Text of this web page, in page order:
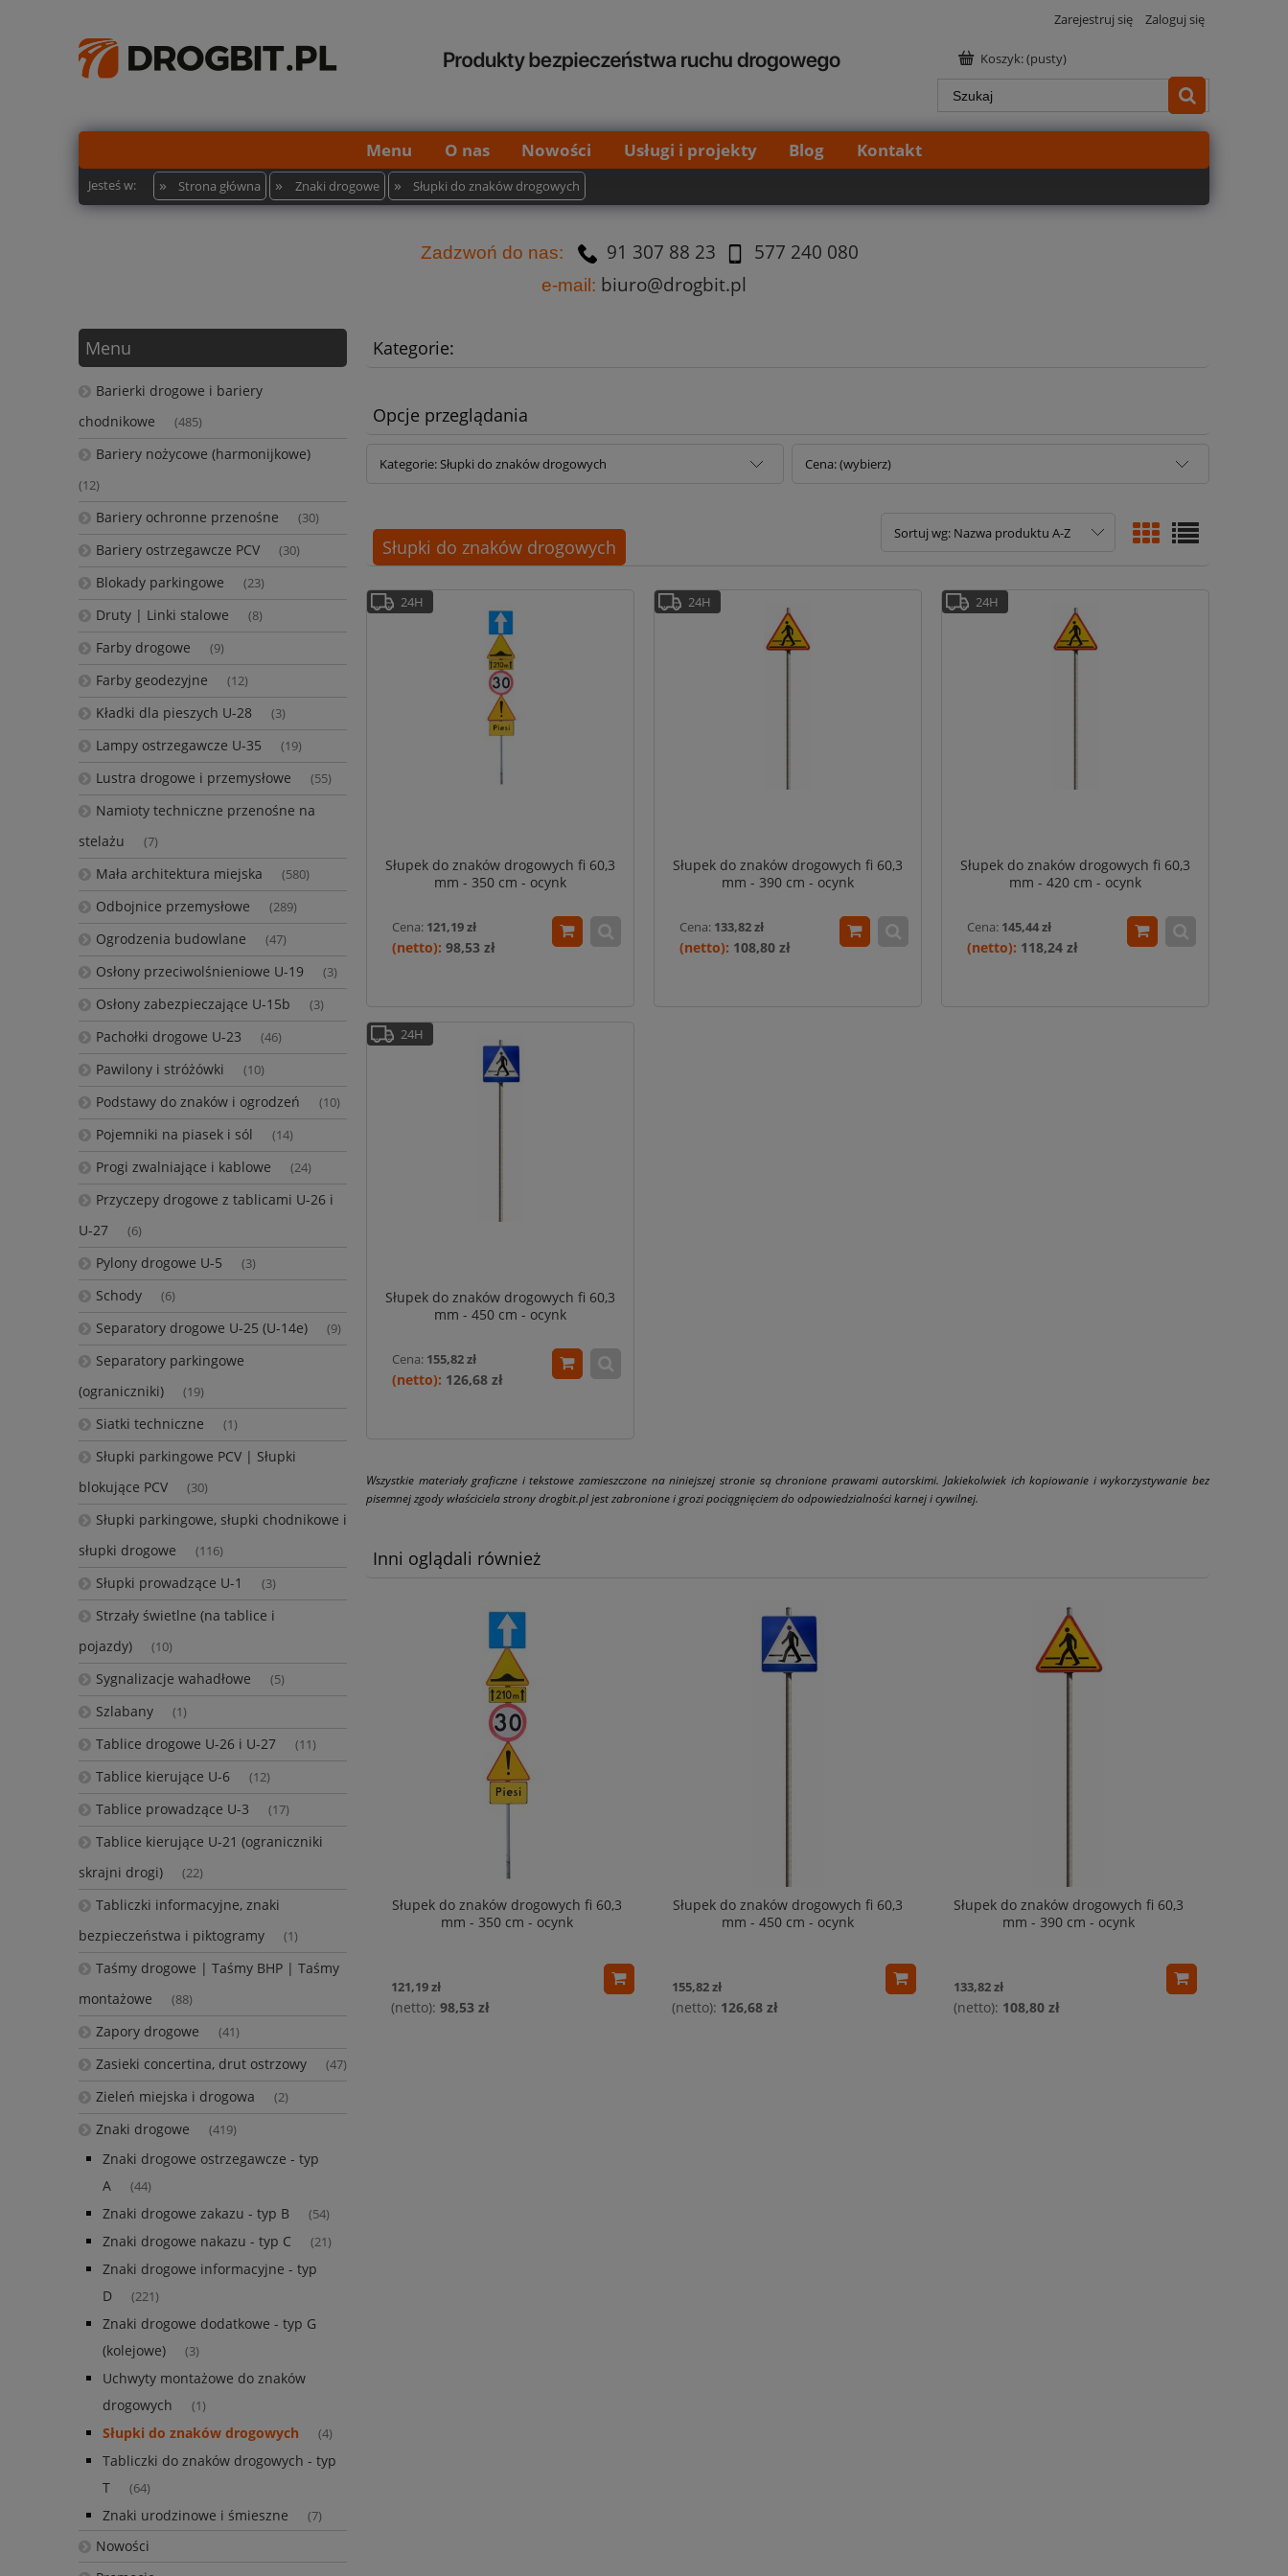
Zarejestruj się Zaloguj się
Koszyk:(pusty)
Menu O nas Nowości Usługi i projekty Blog Kontakt
Jesteś w: » Strona główna » Znaki drogowe » Słupki do znaków drogowych
Zadzwoń do nas: 91 307 88 23 577 240 080
e-mail: biuro@drogbit.pl
Menu
Barierki drogowe i bariery
chodnikowe
(485)
Bariery nożycowe (harmonijkowe)
(12)
Bariery ochronne przenośne (30)
Bariery ostrzegawcze PCV (30)
Blokady parkingowe (23)
Druty | Linki stalowe (8)
Farby drogowe (9)
Farby geodezyjne (12)
Kładki dla pieszych U-28 (3)
Lampy ostrzegawcze U-35 (19)
Lustra drogowe i przemysłowe (55)
Namioty techniczne przenośne na
stelażu
(7)
Mała architektura miejska (580)
Odbojnice przemysłowe (289)
Ogrodzenia budowlane (47)
Osłony przeciwolśnieniowe U-19 (3)
Osłony zabezpieczające U-15b (3)
Pachołki drogowe U-23 (46)
Pawilony i stróżówki (10)
Podstawy do znaków i ogrodzeń (10)
Pojemniki na piasek i sól (14)
Progi zwalniające i kablowe (24)
Przyczepy drogowe z tablicami U-26 i
U-27
(6)
Pylony drogowe U-5 (3)
Schody (6)
Separatory drogowe U-25 (U-14e) (9)
Separatory parkingowe
(ograniczniki)
(19)
Siatki techniczne (1)
Słupki parkingowe PCV | Słupki
blokujące PCV
(30)
Słupki parkingowe, słupki chodnikowe i
słupki drogowe
(116)
Słupki prowadzące U-1 (3)
Strzały świetlne (na tablice i
pojazdy)
(10)
Sygnalizacje wahadłowe (5)
Szlabany (1)
Tablice drogowe U-26 i U-27 (11)
Tablice kierujące U-6 (12)
Tablice prowadzące U-3 (17)
Tablice kierujące U-21 (ograniczniki
skrajni drogi)
(22)
Tabliczki informacyjne, znaki
bezpieczeństwa i piktogramy
(1)
Taśmy drogowe | Taśmy BHP | Taśmy
montażowe
(88)
Zapory drogowe (41)
Zasieki concertina, drut ostrzowy (47)
Zieleń miejska i drogowa (2)
Znaki drogowe (419)
Znaki drogowe ostrzegawcze - typ
A
(44)
Znaki drogowe zakazu - typ B (54)
Znaki drogowe nakazu - typ C (21)
Znaki drogowe informacyjne - typ
D
(221)
Znaki drogowe dodatkowe - typ G
(kolejowe)
(3)
Uchwyty montażowe do znaków
drogowych
(1)
Słupki do znaków drogowych (4)
Tabliczki do znaków drogowych - typ
T
(64)
Znaki urodzinowe i śmieszne (7)
Nowości
Kategorie:
Opcje przeglądania
Kategorie: Słupki do znaków drogowych Cena: (wybierz)
Słupki do znaków drogowych
Sortuj wg: Nazwa produktu A-Z
Słupek do znaków drogowych fi 60,3
mm - 350 cm - ocynk
Cena: 121,19 zł
98,53 zł
24H
Słupek do znaków drogowych fi 60,3
mm - 390 cm - ocynk
Cena: 133,82 zł
108,80 zł
24H
Słupek do znaków drogowych fi 60,3
mm - 420 cm - ocynk
Cena: 145,44 zł
118,24 zł
24H
Słupek do znaków drogowych fi 60,3
mm - 450 cm - ocynk
Cena: 155,82 zł
126,68 zł
24H
Wszystkie materiały graficzne i tekstowe zamieszczone na niniejszej stronie są chronione prawami autorskimi. Jakiekolwiek ich kopiowanie i wykorzystywanie bez
pisemnej zgody właściciela strony drogbit.pl jest zabronione i grozi pociągnięciem do odpowiedzialności karnej i cywilnej.
Inni oglądali również
Słupek do znaków drogowych fi 60,3
mm - 350 cm - ocynk
121,19 zł
98,53 zł
Słupek do znaków drogowych fi 60,3
mm - 450 cm - ocynk
155,82 zł
126,68 zł
Słupek do znaków drogowych fi 60,3
mm - 390 cm - ocynk
133,82 zł
108,80 zł